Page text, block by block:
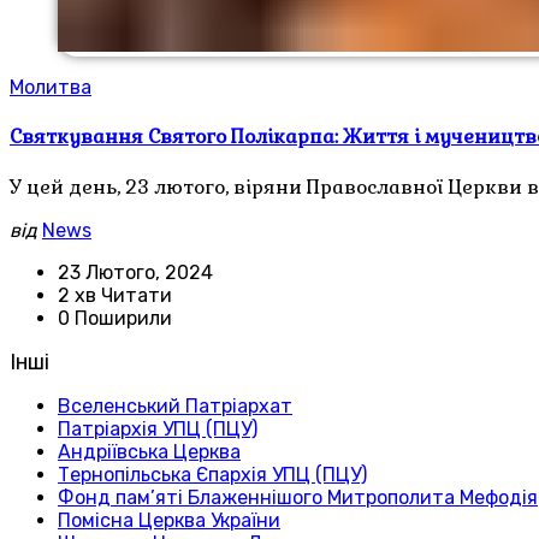
Молитва
Святкування Святого Полікарпа: Життя і
У цей день, 23 лютого, віряни Православної
від News
23 Лютого, 2024
2 хв Читати
0 Поширили
Інші
Вселенський Патріархат
Патріархія УПЦ (ПЦУ)
Андріївська Церква
Тернопільська Єпархія УПЦ (ПЦУ)
Фонд пам’яті Блаженнішого Митрополита Мефодія
Помісна Церква України